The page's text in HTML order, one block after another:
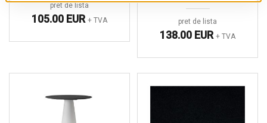
pret de lista
105.00 EUR + TVA pret de lista
138.00 EUR + TVA